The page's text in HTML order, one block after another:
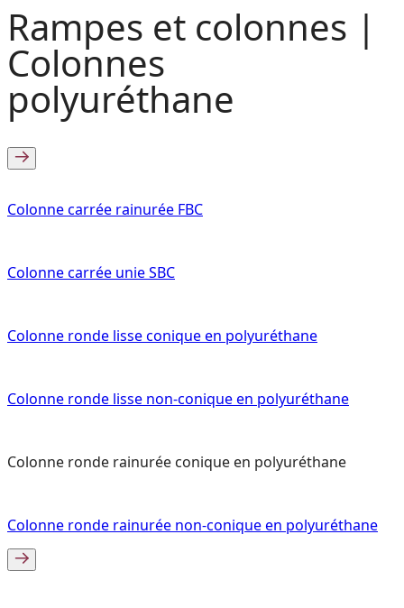
Rampes et colonnes |
Colonnes
polyuréthane
Colonne carrée rainurée FBC
Colonne carrée unie SBC
Colonne ronde lisse conique en polyuréthane
Colonne ronde lisse non-conique en polyuréthane
Colonne ronde rainurée conique en polyuréthane
Colonne ronde rainurée non-conique en polyuréthane